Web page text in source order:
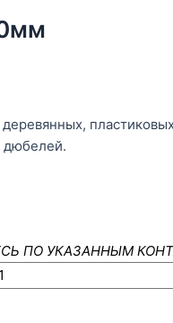
дюбелей.
ПО УКАЗАННЫМ